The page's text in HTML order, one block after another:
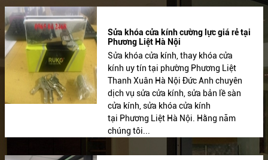
Sửa khóa cửa kính cường lực giá rẻ tại
Phương Liệt Hà Nội
Sửa khóa cửa kính, thay khóa cửa
kính uy tín tại phường Phương Liệt
Thanh Xuân Hà Nội Đức Anh chuyên
dịch vụ sửa cửa kính, sửa bản lề sàn
cửa kính, sửa khóa cửa kính
tại Phương Liệt Hà Nội. Hằng năm
chúng tôi...